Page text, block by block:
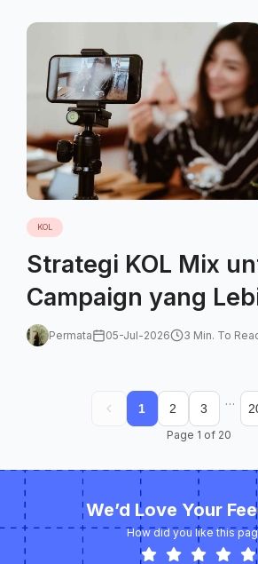
KOL
Strategi KOL Mix
Campaign yang
Permata 05-Jul-2026 3 Min. To
Page 1 of 20
1 2 3
…
We’d Love Your
How did you like this